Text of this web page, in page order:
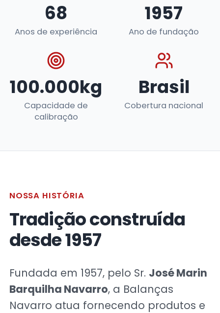
68
Anos de experiência
1957
Ano de fundação
100.000kg
Capacidade de
calibração
Brasil
Cobertura nacional
NOSSA HISTÓRIA
Tradição construída
desde 1957
Fundada em 1957, pelo Sr. José Marin
Barquilha Navarro, a Balanças
Navarro atua fornecendo produtos e